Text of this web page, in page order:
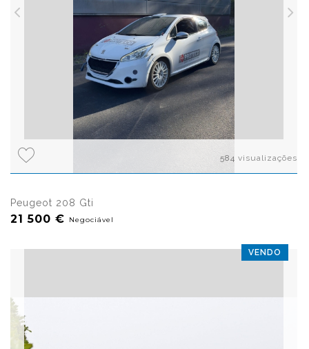
584 visualizações
Peugeot 208 Gti
21 500 € Negociável
VENDO